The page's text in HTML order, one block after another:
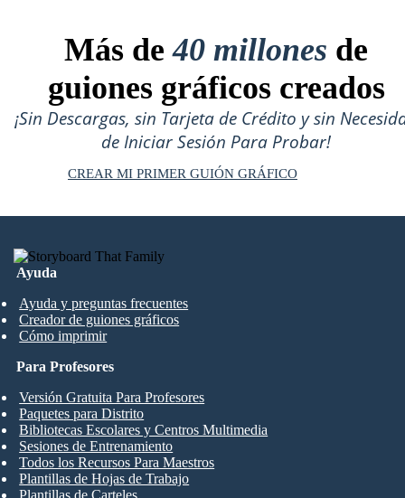
Más de40 millones de
guiones gráficos creados
¡Sin Descargas, sin Tarjeta de Crédito y sin
de Iniciar Sesión Para Probar!
CREAR MI PRIMER GUIÓN GRÁFICO
Ayuda
Ayuda y preguntas frecuentes
Creador de guiones gráficos
Cómo imprimir
Para Profesores
Versión Gratuita Para Profesores
Paquetes para Distrito
Bibliotecas Escolares y Centros Multimedia
Sesiones de Entrenamiento
Todos los Recursos Para Maestros
Plantillas de Hojas de Trabajo
Plantillas de Carteles